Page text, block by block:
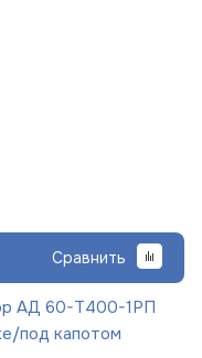
Сравнить
АД 60-Т400-1РП
под капотом